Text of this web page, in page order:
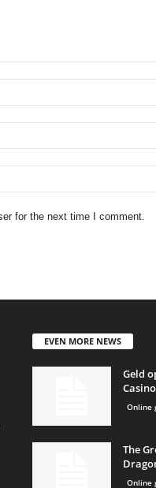
for the next time I comment.
EVEN MORE NEWS
Geld
Online
The
Online